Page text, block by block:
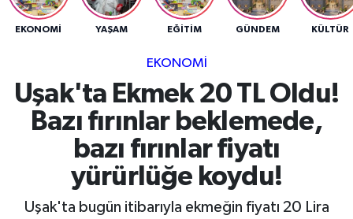
EKONOMI YAŞAM EĞITIM GÜNDEM KÜLTÜR
EKONOMI
Uşak'ta Ekmek 20 TL Oldu!
Bazı fırınlar beklemede,
bazı fırınlar fiyatı
yürürlüğe koydu!
Uşak'ta bugün itibarıyla ekmeğin fiyatı 20 Lira
Spor
Süper Lig Puan Durumu ve Fikstür
Son Dakika Haberleri
Haber Arşivi